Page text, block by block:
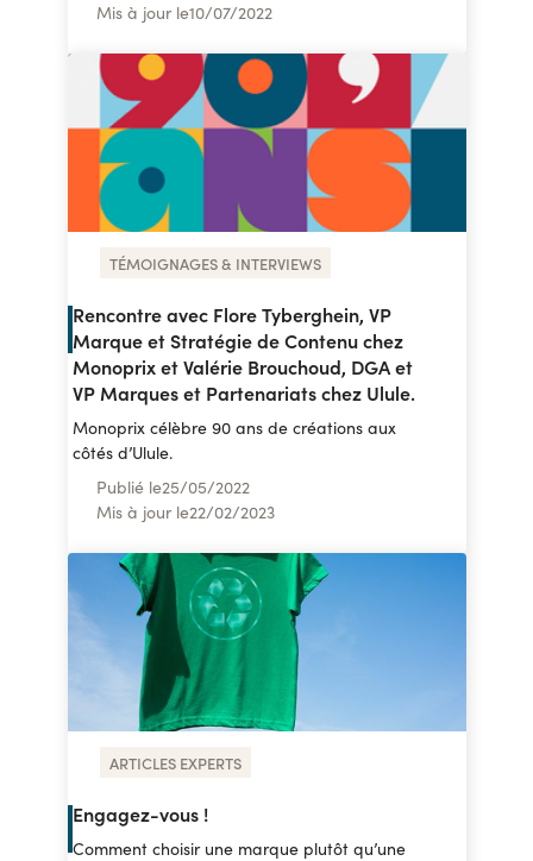
Mis à jour le10/07/2022
TÉMOIGNAGES & INTERVIEWS
Rencontre avec Flore Tyberghein, VP
Marque et Stratégie de Contenu chez
Monoprix et Valérie Brouchoud, DGA et
VP Marques et Partenariats chez Ulule.
Monoprix célèbre 90 ans de créations aux
côtés d’Ulule.
Publié le25/05/2022
Mis à jour le22/02/2023
ARTICLES EXPERTS
Engagez-vous !
Comment choisir une marque plutôt qu’une